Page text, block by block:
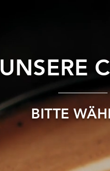
UNSERE
BITTE